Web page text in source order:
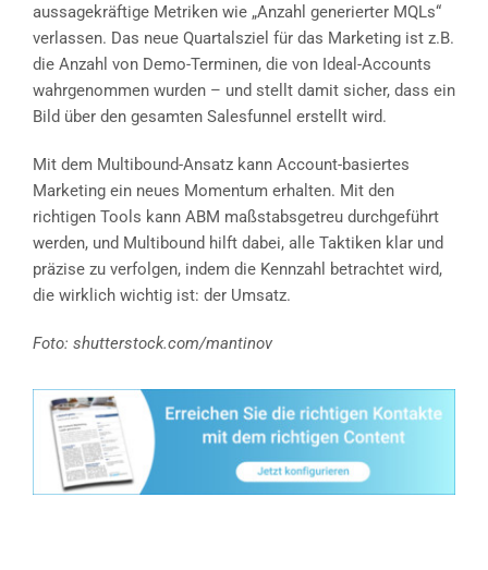
aussagekräftige Metriken wie „Anzahl generierter MQLs“
verlassen. Das neue Quartalsziel für das Marketing ist z.B.
die Anzahl von Demo-Terminen, die von Ideal-Accounts
wahrgenommen wurden – und stellt damit sicher, dass ein
Bild über den gesamten Salesfunnel erstellt wird.
Mit dem Multibound-Ansatz kann Account-basiertes
Marketing ein neues Momentum erhalten. Mit den
richtigen Tools kann ABM maßstabsgetreu durchgeführt
werden, und Multibound hilft dabei, alle Taktiken klar und
präzise zu verfolgen, indem die Kennzahl betrachtet wird,
die wirklich wichtig ist: der Umsatz.
Foto: shutterstock.com/mantinov